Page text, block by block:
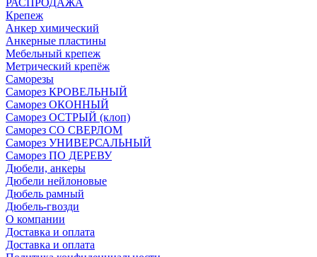
РАСПРОДАЖА
Крепеж
Анкер химический
Анкерные пластины
Мебельный крепеж
Метрический крепёж
Саморезы
Саморез КРОВЕЛЬНЫЙ
Саморез ОКОННЫЙ
Саморез ОСТРЫЙ (клоп)
Саморез СО СВЕРЛОМ
Саморез УНИВЕРСАЛЬНЫЙ
Саморез ПО ДЕРЕВУ
Дюбели, анкеры
Дюбели нейлоновые
Дюбель рамный
Дюбель-гвозди
О компании
Доставка и оплата
Доставка и оплата